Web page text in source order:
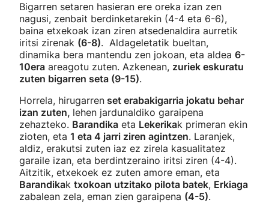
Bigarren setaren hasieran ere oreka izan zen
nagusi, zenbait berdinketarekin (4-4 eta 6-6),
baina etxekoak izan ziren atsedenaldira aurretik
iritsi zirenak (6-8). Aldageletatik bueltan,
dinamika bera mantendu zen jokoan, eta aldea 6-
10era areagotu zuten. Azkenean, zuriek eskuratu
zuten bigarren seta (9-15).
Horrela, hirugarren set erabakigarria jokatu behar
izan zuten, lehen jardunaldiko garaipena
zehazteko. Barandika eta Lekerikak primeran ekin
zioten, eta 1 eta 4 jarri ziren agintzen. Laranjek,
aldiz, erakutsi zuten iaz ez zirela kasualitatez
garaile izan, eta berdintzeraino iritsi ziren (4-4).
Aitzitik, etxekoek ez zuten amore eman, eta
Barandikak txokoan utzitako pilota batek, Erkiaga
zabalean zela, eman zien garaipena (4-5).